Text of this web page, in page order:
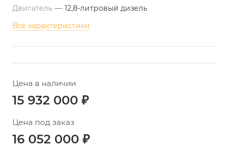
Двигатель — 12,8-литровый дизель
Все характеристики
Цена в наличии
15 932 000 ₽
Цена под заказ
16 052 000 ₽